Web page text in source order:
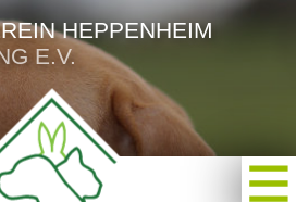
HEPPENHEIM
E.V.